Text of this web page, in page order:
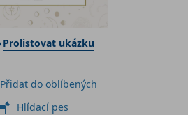
Prolistovat ukázku
Přidat do oblíbených
Hlídací pes